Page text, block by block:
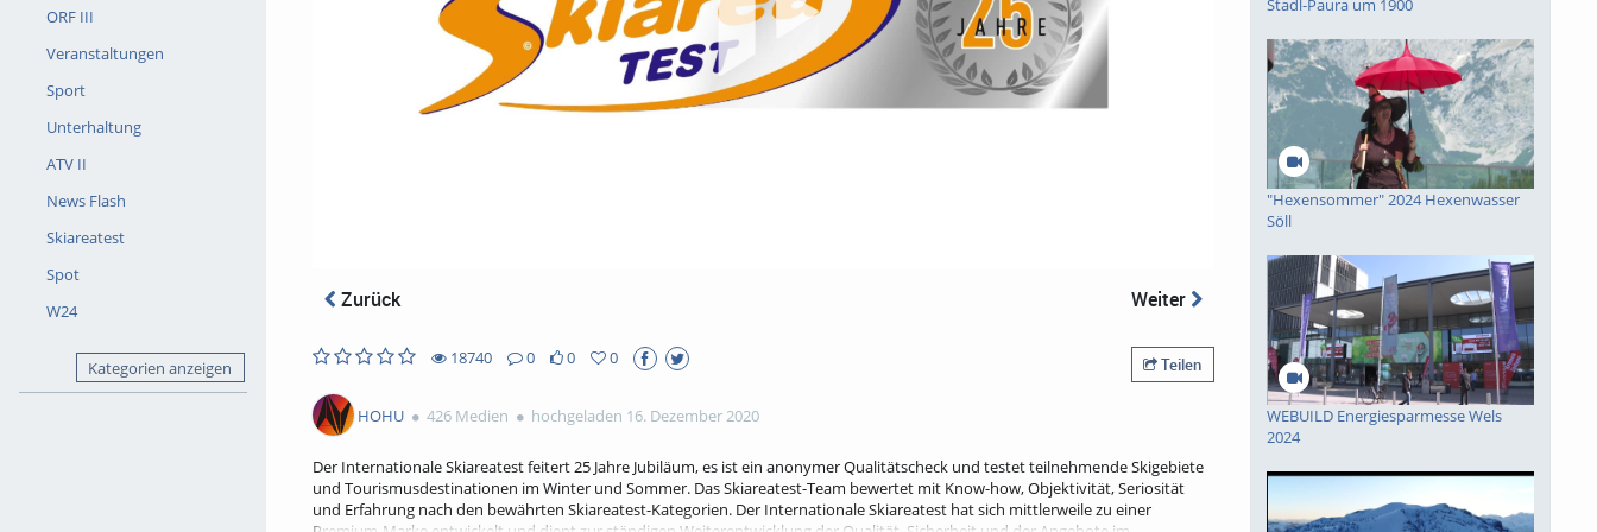
ORF III
Veranstaltungen
Sport
Unterhaltung
ATV II
News Flash
Skiareatest
Spot
W24
Kategorien anzeigen
Zurück Weiter
18740
views
0
Kommentare
0
likes
0
favorites
Teilen
HOHU 426 Medien hochgeladen 16. Dezember 2020
Der Internationale Skiareatest feitert 25 Jahre Jubiläum, es ist ein anonymer Qualitätscheck und testet teilnehmende Skigebiete
und Tourismusdestinationen im Winter und Sommer. Das Skiareatest-Team bewertet mit Know-how, Objektivität, Seriosität
und Erfahrung nach den bewährten Skiareatest-Kategorien. Der Internationale Skiareatest hat sich mittlerweile zu einer
Stadl-Paura um 1900
"Hexensommer" 2024 Hexenwasser
Söll
WEBUILD Energiesparmesse Wels
2024